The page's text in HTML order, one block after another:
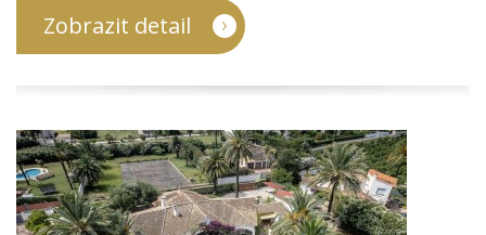
Zobrazit detail